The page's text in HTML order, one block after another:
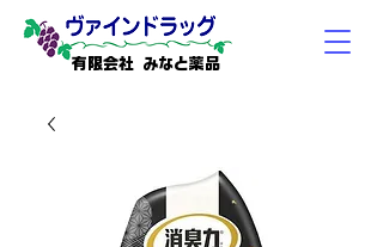
有限会社 みなと薬品